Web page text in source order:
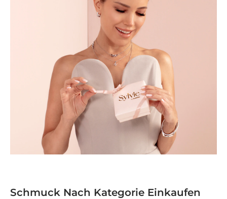
Schmuck Nach Kategorie Einkaufen